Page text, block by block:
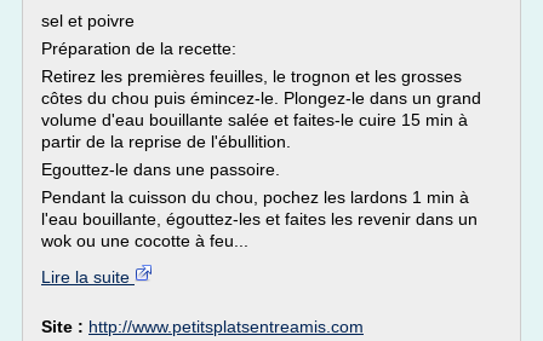
sel et poivre
Préparation de la recette:
Retirez les premières feuilles, le trognon et les grosses
côtes du chou puis émincez-le. Plongez-le dans un grand
volume d'eau bouillante salée et faites-le cuire 15 min à
partir de la reprise de l'ébullition.
Egouttez-le dans une passoire.
Pendant la cuisson du chou, pochez les lardons 1 min à
l'eau bouillante, égouttez-les et faites les revenir dans un
wok ou une cocotte à feu...
Lire la suite
Site : http://www.petitsplatsentreamis.com